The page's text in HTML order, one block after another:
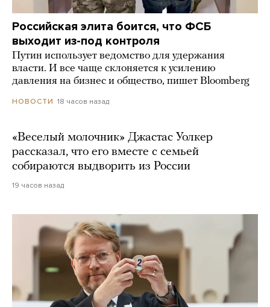
Российская элита боится, что ФСБ
выходит из-под контроля
Путин использует ведомство для удержания
власти. И все чаще склоняется к усилению
давления на бизнес и общество, пишет Bloomberg
НОВОСТИ 18 часов назад
«Веселый молочник» Джастас Уолкер
рассказал, что его вместе с семьей
собираются выдворить из России
19 часов назад